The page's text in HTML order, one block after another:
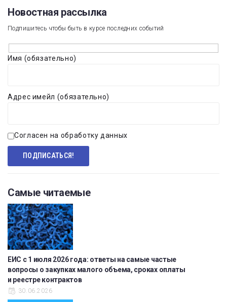
Новостная рассылка​
Подпишитесь чтобы быть в курсе последних событий
Имя (обязательно)
Адрес имейл (обязательно)
Согласен на обработку данных
Самые читаемые
ЕИС с 1 июля 2026 года: ответы на самые частые
вопросы о закупках малого объема, сроках оплаты
и реестре контрактов
30.06.2026